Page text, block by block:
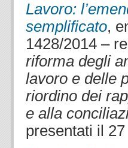
Lavoro:
semplificato,
1428/2014 –
riforma degli
lavoro e delle
riordino dei
e alla
presentati il